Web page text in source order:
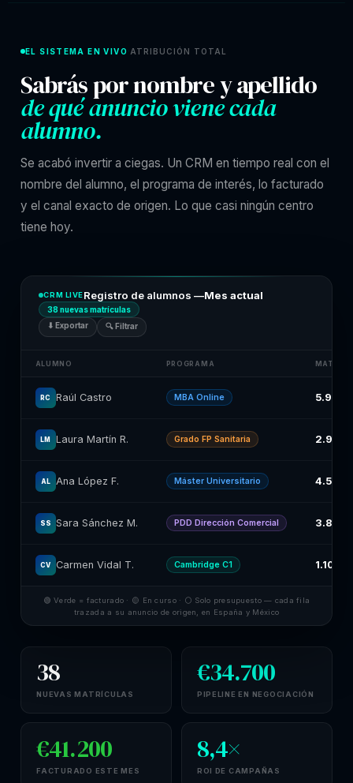
EL SISTEMA EN VIVO ·ATRIBUCIÓN TOTAL
Sabrás por nombre y apellido
de qué anuncio viene cada
alumno.
Se acabó invertir a ciegas. Un CRM en tiempo real con el
nombre del alumno, el programa de interés, lo facturado
y el canal exacto de origen. Lo que casi ningún centro
tiene hoy.
CRM LIVERegistro de alumnos —Mes actual
38 nuevas matrículas
⬇ Exportar
🔍 Filtrar
ALUMNO PROGRAMA
RC Raúl Castro MBA Online 5.900€
LM Laura Martín R. Grado FP Sanitaria 2.900€
AL Ana López F. Máster Universitario 4.500€
SS Sara Sánchez M. PDD Dirección Comercial 3.800€
CV Carmen Vidal T. Cambridge C1 1.100€
🟢 Verde = facturado · 🟡 En curso · ⚪ Solo presupuesto — cada fila
trazada a su anuncio de origen, en España y México
38
NUEVAS MATRÍCULAS
€34.700
PIPELINE EN NEGOCIACIÓN
€41.200
FACTURADO ESTE MES
8,4×
ROI DE CAMPAÑAS